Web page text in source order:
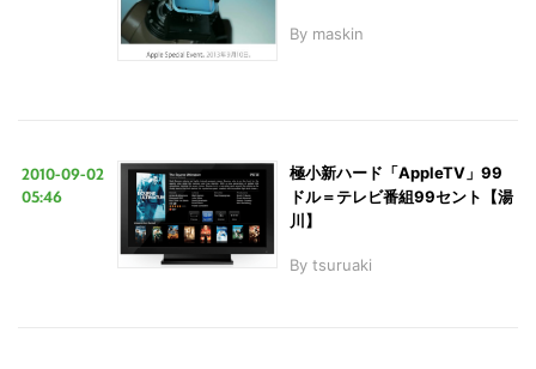
By maskin
2010-09-02
05:46
極小新ハード「AppleTV」99
ドル＝テレビ番組99セント【湯
川】
By tsuruaki